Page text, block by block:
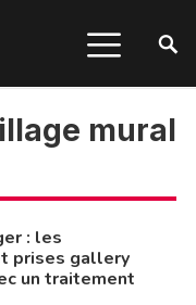
mural
: les
prises gallery
un traitement